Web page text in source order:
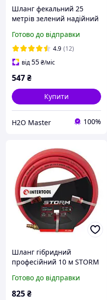
Шланг фекальний 25
метрів зелений надійний
Готово до відправки
4.9 (12)
від55₴/міс
547₴
Купити
H2O Master 100%
Шланг гібридний
професійний 10 м STORM
мм, 20 атм, латунні з
єднання
Готово до відправки
825₴